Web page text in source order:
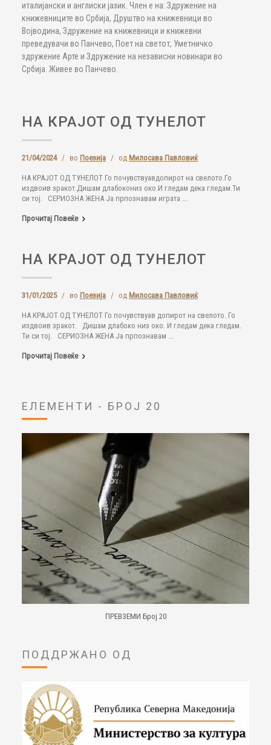
италијански и англиски јазик. Член е на: Здружение на
книжевниците во Србија, Друштво на книжевници во
Војводина, Здружение на книжевници и книжевни
преведувачи во Панчево, Поет на светот, Уметничко
здружение Арте и Здружение на независни новинари во
Србија. Живее во Панчево.
НА КРАЈОТ ОД ТУНЕЛОТ
21/04/2024 / во Поезија / од Милосава Павловиќ
НА КРАЈОТ ОД ТУНЕЛОТ Го почувствуавдопирот на свелото.Го
издвоив зракот.Дишам длабокониз око.И гледам дека гледам.Ти
си тој. СЕРИОЗНА ЖЕНА Ја прпознавам играта ...
Прочитај Повеќе
НА КРАЈОТ ОД ТУНЕЛОТ
31/01/2025 / во Поезија / од Милосава Павловиќ
НА КРАЈОТ ОД ТУНЕЛОТ Го почувствуав допирот на свелото. Го
издвоив зракот. Дишам длабоко низ око. И гледам дека гледам.
Ти си тој. СЕРИОЗНА ЖЕНА Ја прпознавам ...
Прочитај Повеќе
ЕЛЕМЕНТИ - БРОЈ 20
ПРЕВЗЕМИ Број 20
ПОДДРЖАНО ОД